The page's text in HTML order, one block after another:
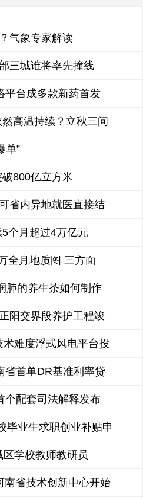
气象专家解读
三城谁将率先撞线
平台成多款新药首发
高温持续？立秋三问
单”
800亿立方米
省内异地就医直接结
个月超过4万亿元
全月地质图 三方面
肺的养生茶如何制作
阳交界段养护工程竣
难度浮式风电平台投
省首单DR基准利率贷
个配套司法解释发布
毕业生求职创业补贴申
学校教师教研员
南省技术创新中心开始